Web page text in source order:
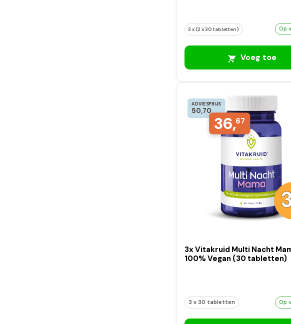
3 x (2 x 30 tabletten) Op
Voeg toe
ADVIESPRIJS
50,70
36,67
3x Vitakruid Multi Nacht
100% Vegan (30 tabletten)
3 x 30 tabletten Op